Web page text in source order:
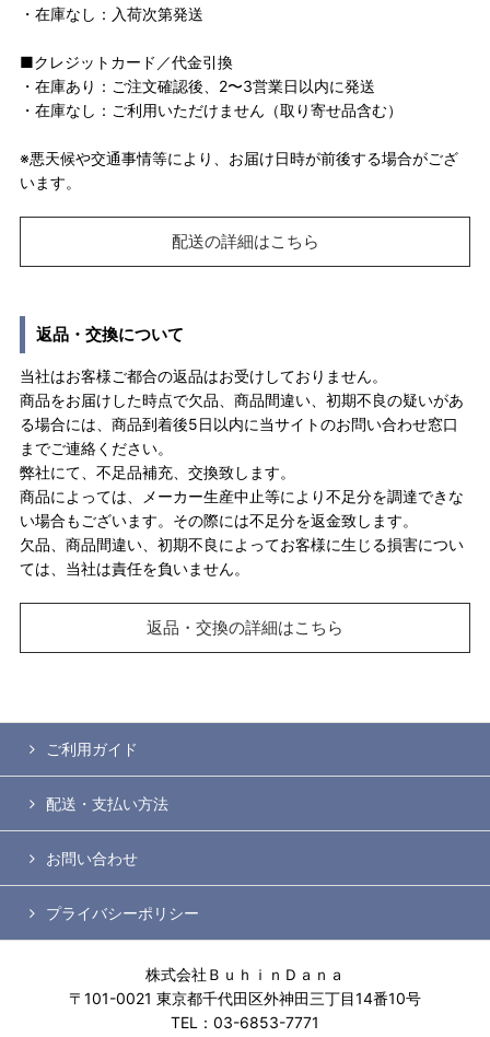
・在庫なし：入荷次第発送
■クレジットカード／代金引換
・在庫あり：ご注文確認後、2〜3営業日以内に発送
・在庫なし：ご利用いただけません（取り寄せ品含む）
※悪天候や交通事情等により、お届け日時が前後する場合がござ
います。
配送の詳細はこちら
返品・交換について
当社はお客様ご都合の返品はお受けしておりません。
商品をお届けした時点で欠品、商品間違い、初期不良の疑いがあ
る場合には、商品到着後5日以内に当サイトのお問い合わせ窓口
までご連絡ください。
弊社にて、不足品補充、交換致します。
商品によっては、メーカー生産中止等により不足分を調達できな
い場合もございます。その際には不足分を返金致します。
欠品、商品間違い、初期不良によってお客様に生じる損害につい
ては、当社は責任を負いません。
返品・交換の詳細はこちら
ご利用ガイド
配送・支払い方法
お問い合わせ
プライバシーポリシー
株式会社ＢｕｈｉｎＤａｎａ
〒101-0021 東京都千代田区外神田三丁目14番10号
TEL：03-6853-7771